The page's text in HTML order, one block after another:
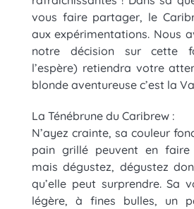
vous faire partager, le
aux expérimentations. Nous
notre décision sur cette
l’espère) retiendra votre
blonde aventureuse c’est la
La Ténébrune du Caribrew :
N’ayez crainte, sa couleur
pain grillé peuvent en faire
mais dégustez, dégustez
qu’elle peut surprendre. Sa
légère, à fines bulles, un